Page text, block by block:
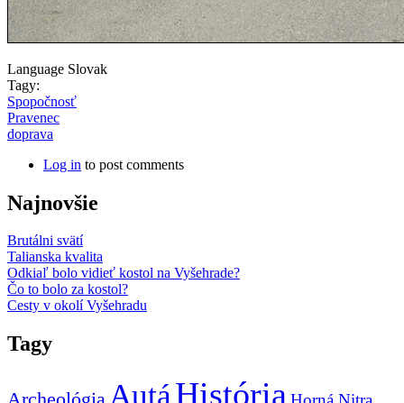
Language Slovak
Tagy:
Spopočnosť
Pravenec
doprava
Log in to post comments
Najnovšie
Brutálni svätí
Talianska kvalita
Odkiaľ bolo vidieť kostol na Vyšehrade?
Čo to bolo za kostol?
Cesty v okolí Vyšehradu
Tagy
Autá História